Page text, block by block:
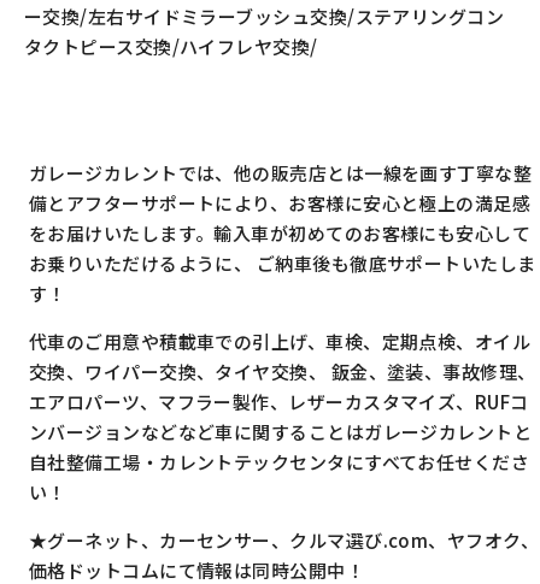
ー交換/左右サイドミラーブッシュ交換/ステアリングコン
タクトピース交換/ハイフレヤ交換/
ガレージカレントでは、他の販売店とは一線を画す丁寧な整
備とアフターサポートにより、お客様に安心と極上の満足感
をお届けいたします。輸入車が初めてのお客様にも安心して
お乗りいただけるように、 ご納車後も徹底サポートいたしま
す！
代車のご用意や積載車での引上げ、車検、定期点検、オイル
交換、ワイパー交換、タイヤ交換、 鈑金、塗装、事故修理、
エアロパーツ、マフラー製作、レザーカスタマイズ、RUFコ
ンバージョンなどなど車に関することはガレージカレントと
自社整備工場・カレントテックセンタにすべてお任せくださ
い！
★グーネット、カーセンサー、クルマ選び.com、ヤフオク、
価格ドットコムにて情報は同時公開中！